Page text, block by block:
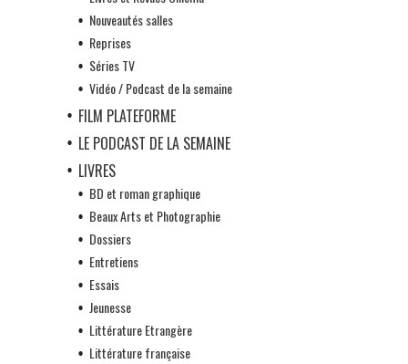
Nouveautés salles
Reprises
Séries TV
Vidéo / Podcast de la semaine
FILM PLATEFORME
LE PODCAST DE LA SEMAINE
LIVRES
BD et roman graphique
Beaux Arts et Photographie
Dossiers
Entretiens
Essais
Jeunesse
Littérature Etrangère
Littérature française